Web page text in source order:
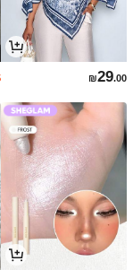
₪29.00